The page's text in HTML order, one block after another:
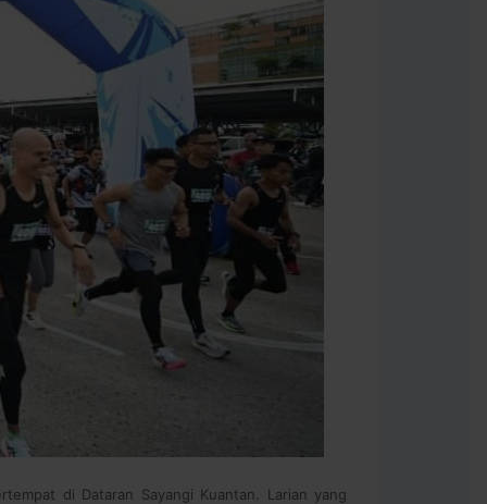
di Dataran Sayangi Kuantan. Larian yang